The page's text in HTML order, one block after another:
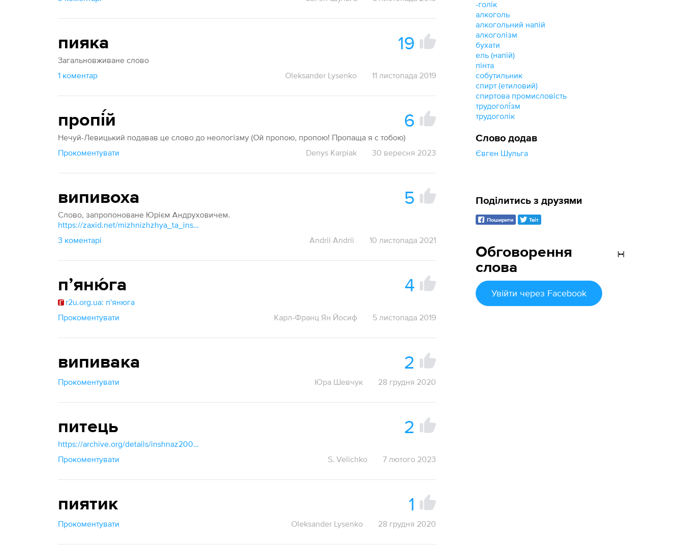
-голік
алкоголь
алкогольний напій
алкоголізм
бухати
ель (напій)
пінта
собутильник
спирт (етиловий)
спиртова промисловість
трудоголі́зм
трудоголік
Слово додав
Євген Шульга
пияка 19
Загальновживане слово
1 коментар
Oleksander Lysenko 11 листопада 2019
пропі́й 6
Нечуй-Левицький подавав це слово до неологізму (Ой пропою, пропою! Пропаща я с тобою)
Прокоментувати
Denys Karpiak 30 вересня 2023
випивоха 5
Слово, запропоноване Юрієм Андруховичем.
https://zaxid.net/mizhnizhzhya_ta_inshi_intimni_mistsyata_andruhovicha_n1251671
3 коментарі
Andrii Andrii 10 листопада 2021
пʼяню́га 4
r2u.org.ua: п'янюга
Прокоментувати
Карл-Франц Ян Йосиф 5 листопада 2019
випивака 2
Прокоментувати Юра Шевчук 28 грудня 2020
питець 2
https://archive.org/details/inshnaz2003/page/30/mode/1up?view=theater
Прокоментувати
S. Velichko 7 лютого 2023
пиятик 1
Прокоментувати Oleksander Lysenko 28 грудня 2020
Обговорення
слова
Увійти через Facebook
Поділитись з друзями
Поширити Твіт